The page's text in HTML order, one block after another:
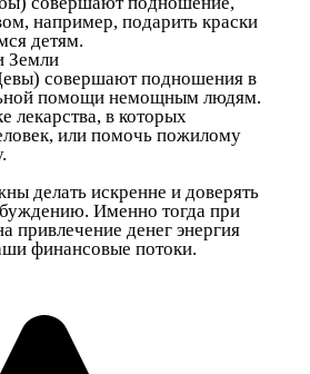
например, подарить краски
детям.
Земли
совершают подношения в
помощи немощным людям.
лекарства, в которых
или помочь пожилому
делать искренне и доверять
Именно тогда при
привлечение денег энергия
финансовые потоки.